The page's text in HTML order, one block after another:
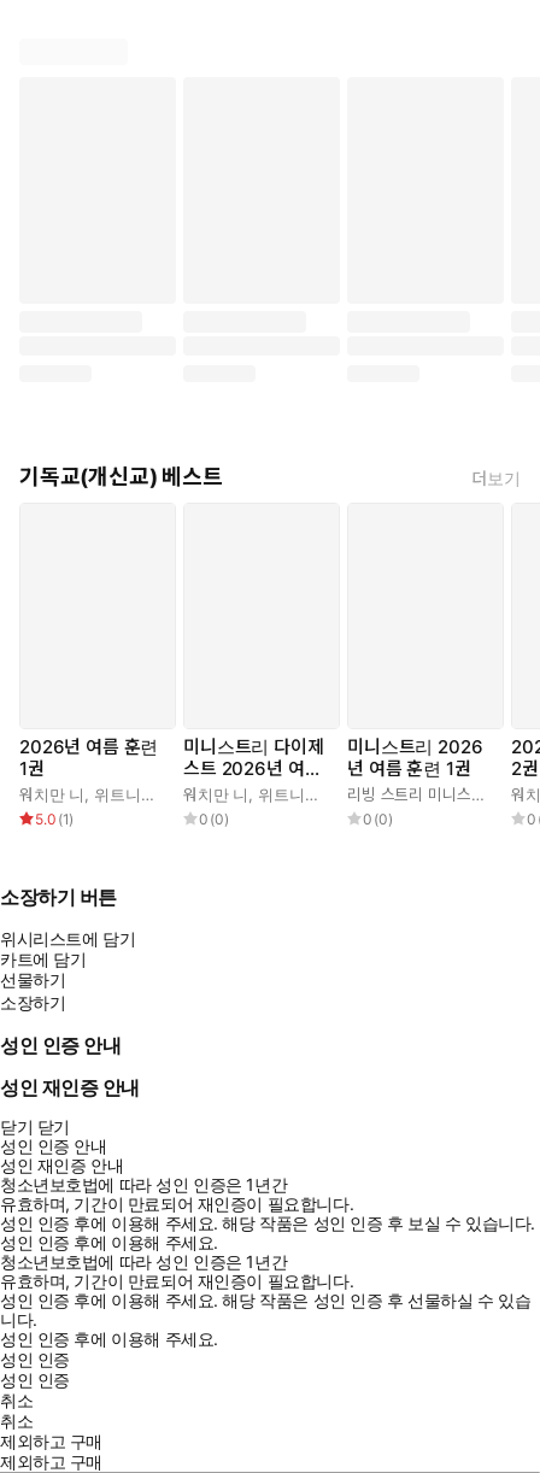
기독교(개신교) 베스트 더보기
2026년 여름 훈련
1권
워치만 니, 위트니스 리
5.0 (1)
미니스트리 다이제
스트 2026년 여름
훈련 1권
워치만 니, 위트니스 리
0 (0)
미니스트리 2026
년 여름 훈련 1권
리빙 스트리 미니스트리 편집부
0 (0)
2권
워
0
소장하기 버튼
위시리스트에 담기
카트에 담기
선물하기
소장하기
성인 인증 안내
성인 재인증 안내
닫기 닫기
성인 인증 안내
성인 재인증 안내
청소년보호법에 따라 성인 인증은 1년간
유효하며, 기간이 만료되어 재인증이 필요합니다.
성인 인증 후에 이용해 주세요.해당 작품은 성인 인증 후 보실 수 있습니다.
성인 인증 후에 이용해 주세요.
청소년보호법에 따라 성인 인증은 1년간
유효하며, 기간이 만료되어 재인증이 필요합니다.
성인 인증 후에 이용해 주세요.해당 작품은 성인 인증 후 선물하실 수 있습
니다.
성인 인증 후에 이용해 주세요.
성인 인증
성인 인증
취소
취소
제외하고 구매
제외하고 구매